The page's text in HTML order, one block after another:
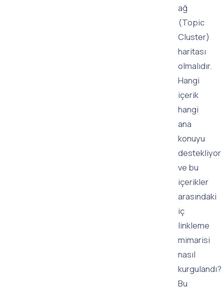
ağ
(Topic
Cluster)
haritası
olmalıdır.
Hangi
içerik
hangi
ana
konuyu
destekliyor
ve bu
içerikler
arasındaki
iç
linkleme
mimarisi
nasıl
kurgulandı?
Bu